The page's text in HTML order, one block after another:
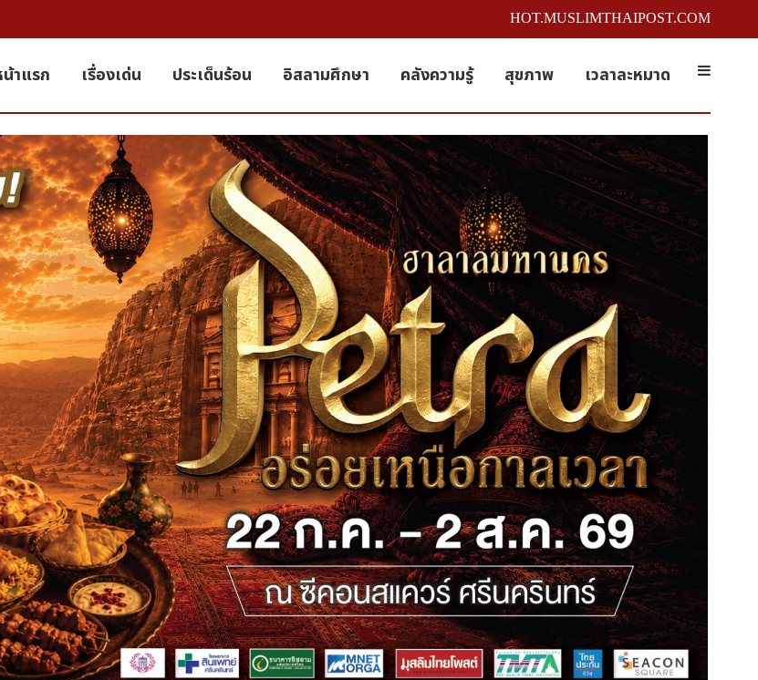
HOT.MUSLIMTHAIPOST.COM
าแรก เรื่องเด่น ประเด็นร้อน อิสลามศึกษา คลังความรู้ สุขภาพ เวลาละหมาด